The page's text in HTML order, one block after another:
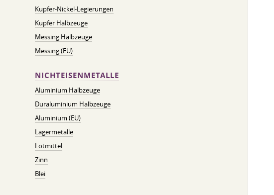
Kupfer-Nickel-Legierungen
Kupfer Halbzeuge
Messing Halbzeuge
Messing (EU)
NICHTEISENMETALLE
Aluminium Halbzeuge
Duraluminium Halbzeuge
Aluminium (EU)
Lagermetalle
Lötmittel
Zinn
Blei